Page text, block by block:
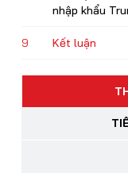
nhập khẩu
9 Kết luận